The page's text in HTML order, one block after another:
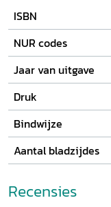
ISBN
NUR codes
Jaar van uitgave
Druk
Bindwijze
Aantal bladzijdes
Recensies